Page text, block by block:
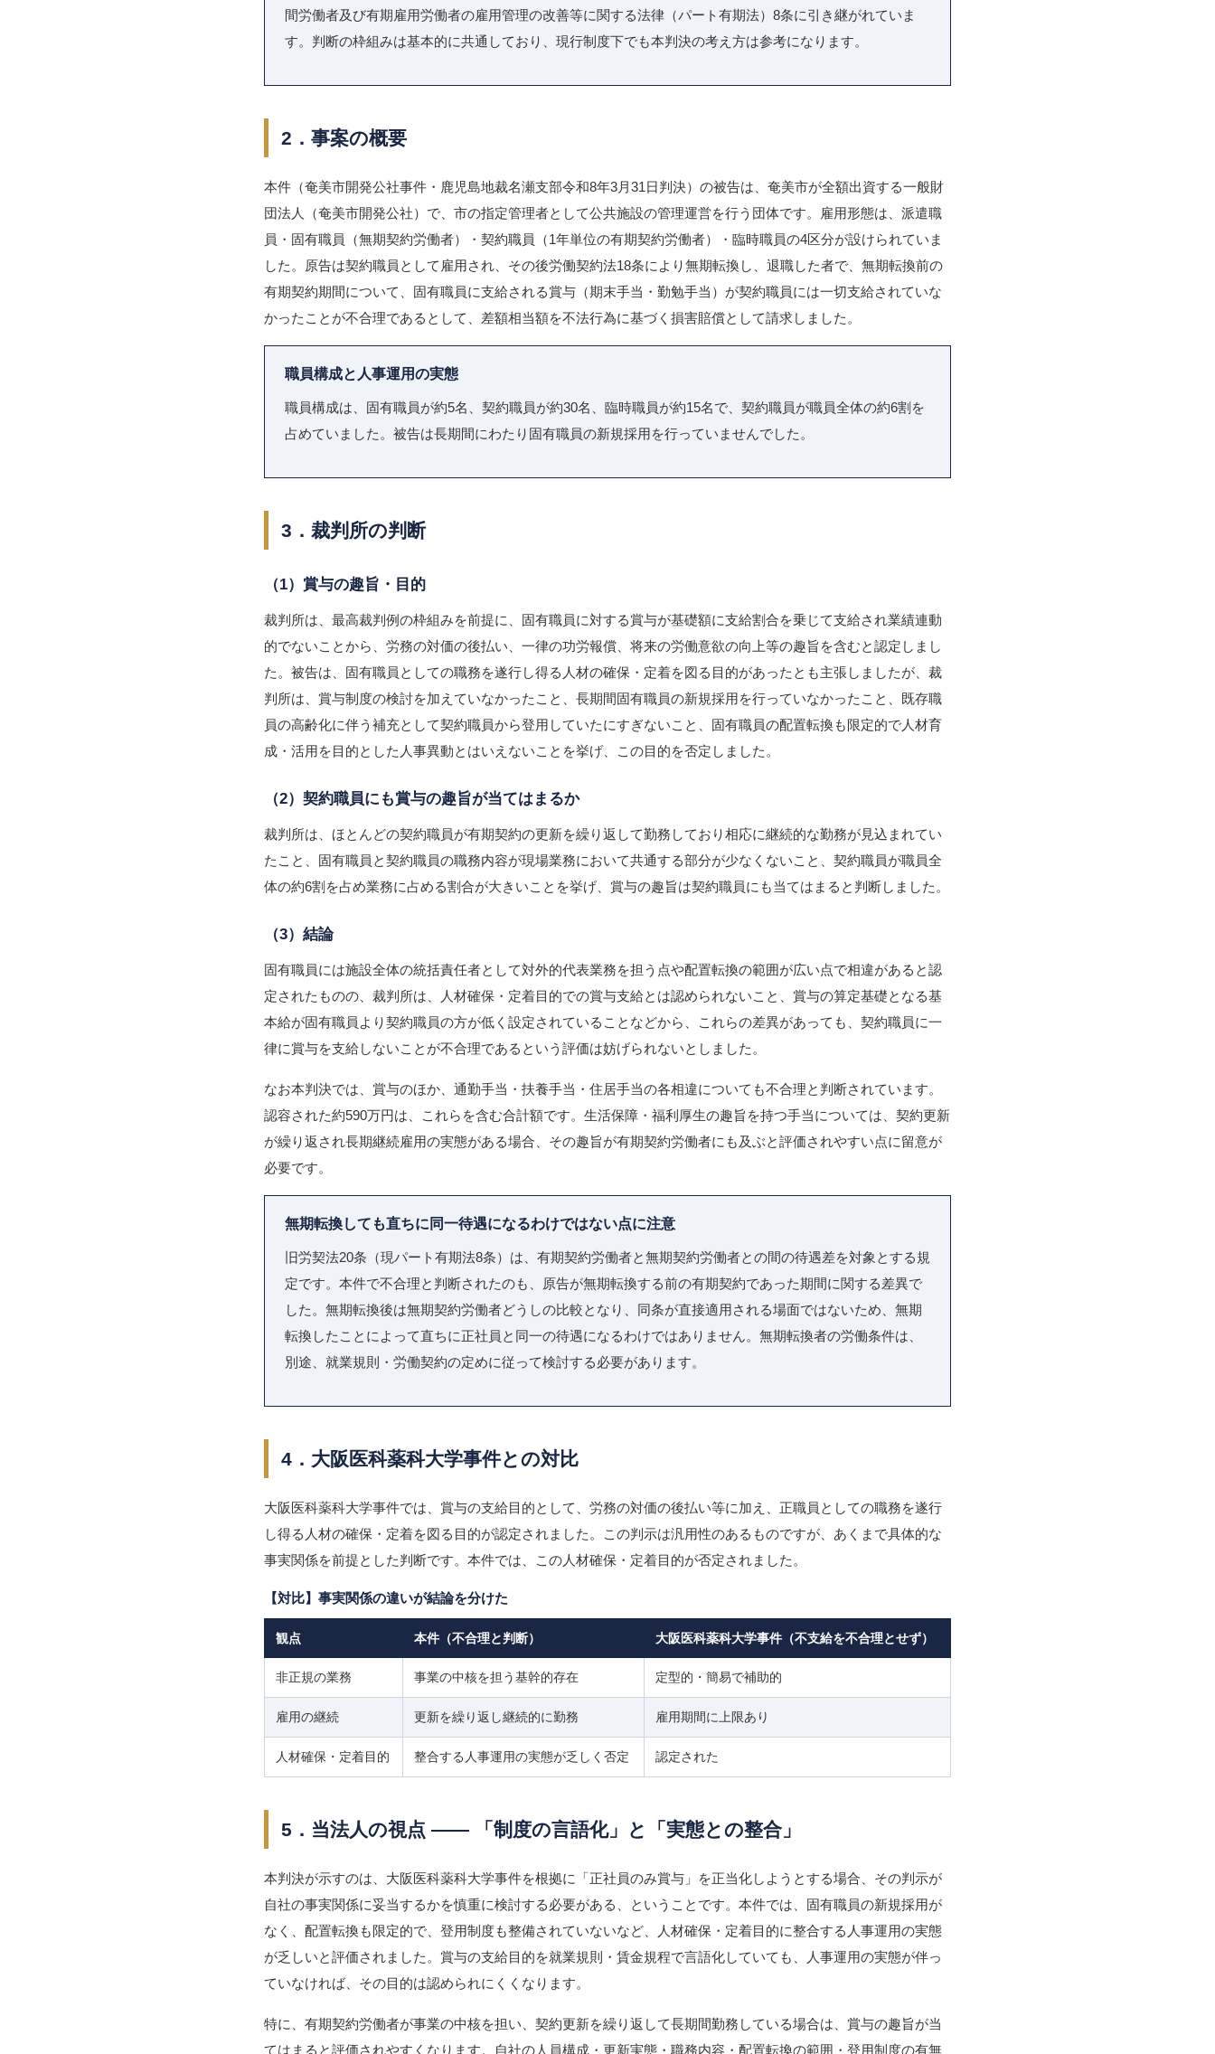
間労働者及び有期雇用労働者の雇用管理の改善等に関する法律（パート有期法）8条に引き継がれていま
す。判断の枠組みは基本的に共通しており、現行制度下でも本判決の考え方は参考になります。
2．事案の概要
本件（奄美市開発公社事件・鹿児島地裁名瀬支部令和8年3月31日判決）の被告は、奄美市が全額出資する一般財
団法人（奄美市開発公社）で、市の指定管理者として公共施設の管理運営を行う団体です。雇用形態は、派遣職
員・固有職員（無期契約労働者）・契約職員（1年単位の有期契約労働者）・臨時職員の4区分が設けられていま
した。原告は契約職員として雇用され、その後労働契約法18条により無期転換し、退職した者で、無期転換前の
有期契約期間について、固有職員に支給される賞与（期末手当・勤勉手当）が契約職員には一切支給されていな
かったことが不合理であるとして、差額相当額を不法行為に基づく損害賠償として請求しました。
職員構成と人事運用の実態
職員構成は、固有職員が約5名、契約職員が約30名、臨時職員が約15名で、契約職員が職員全体の約6割を
占めていました。被告は長期間にわたり固有職員の新規採用を行っていませんでした。
3．裁判所の判断
（1）賞与の趣旨・目的
裁判所は、最高裁判例の枠組みを前提に、固有職員に対する賞与が基礎額に支給割合を乗じて支給され業績連動
的でないことから、労務の対価の後払い、一律の功労報償、将来の労働意欲の向上等の趣旨を含むと認定しまし
た。被告は、固有職員としての職務を遂行し得る人材の確保・定着を図る目的があったとも主張しましたが、裁
判所は、賞与制度の検討を加えていなかったこと、長期間固有職員の新規採用を行っていなかったこと、既存職
員の高齢化に伴う補充として契約職員から登用していたにすぎないこと、固有職員の配置転換も限定的で人材育
成・活用を目的とした人事異動とはいえないことを挙げ、この目的を否定しました。
（2）契約職員にも賞与の趣旨が当てはまるか
裁判所は、ほとんどの契約職員が有期契約の更新を繰り返して勤務しており相応に継続的な勤務が見込まれてい
たこと、固有職員と契約職員の職務内容が現場業務において共通する部分が少なくないこと、契約職員が職員全
体の約6割を占め業務に占める割合が大きいことを挙げ、賞与の趣旨は契約職員にも当てはまると判断しました。
（3）結論
固有職員には施設全体の統括責任者として対外的代表業務を担う点や配置転換の範囲が広い点で相違があると認
定されたものの、裁判所は、人材確保・定着目的での賞与支給とは認められないこと、賞与の算定基礎となる基
本給が固有職員より契約職員の方が低く設定されていることなどから、これらの差異があっても、契約職員に一
律に賞与を支給しないことが不合理であるという評価は妨げられないとしました。
なお本判決では、賞与のほか、通勤手当・扶養手当・住居手当の各相違についても不合理と判断されています。
認容された約590万円は、これらを含む合計額です。生活保障・福利厚生の趣旨を持つ手当については、契約更新
が繰り返され長期継続雇用の実態がある場合、その趣旨が有期契約労働者にも及ぶと評価されやすい点に留意が
必要です。
無期転換しても直ちに同一待遇になるわけではない点に注意
旧労契法20条（現パート有期法8条）は、有期契約労働者と無期契約労働者との間の待遇差を対象とする規
定です。本件で不合理と判断されたのも、原告が無期転換する前の有期契約であった期間に関する差異で
した。無期転換後は無期契約労働者どうしの比較となり、同条が直接適用される場面ではないため、無期
転換したことによって直ちに正社員と同一の待遇になるわけではありません。無期転換者の労働条件は、
別途、就業規則・労働契約の定めに従って検討する必要があります。
4．大阪医科薬科大学事件との対比
大阪医科薬科大学事件では、賞与の支給目的として、労務の対価の後払い等に加え、正職員としての職務を遂行
し得る人材の確保・定着を図る目的が認定されました。この判示は汎用性のあるものですが、あくまで具体的な
事実関係を前提とした判断です。本件では、この人材確保・定着目的が否定されました。
【対比】事実関係の違いが結論を分けた
観点 本件（不合理と判断） 大阪医科薬科大学事件（不支給を不合理とせず）
非正規の業務 事業の中核を担う基幹的存在 定型的・簡易で補助的
雇用の継続 更新を繰り返し継続的に勤務 雇用期間に上限あり
人材確保・定着目的 整合する人事運用の実態が乏しく否定 認定された
5．当法人の視点 ―― 「制度の言語化」と「実態との整合」
本判決が示すのは、大阪医科薬科大学事件を根拠に「正社員のみ賞与」を正当化しようとする場合、その判示が
自社の事実関係に妥当するかを慎重に検討する必要がある、ということです。本件では、固有職員の新規採用が
なく、配置転換も限定的で、登用制度も整備されていないなど、人材確保・定着目的に整合する人事運用の実態
が乏しいと評価されました。賞与の支給目的を就業規則・賃金規程で言語化していても、人事運用の実態が伴っ
ていなければ、その目的は認められにくくなります。
特に、有期契約労働者が事業の中核を担い、契約更新を繰り返して長期間勤務している場合は、賞与の趣旨が当
てはまると評価されやすくなります。自社の人員構成・更新実態・職務内容・配置転換の範囲・登用制度の有無